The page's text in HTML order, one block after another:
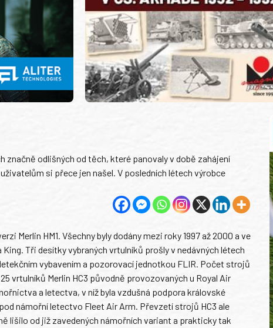
značně odlišných od těch, které panovaly v době zahájení
si přece jen našel. V posledních létech výrobce
HM1. Všechny byly dodány mezi roky 1997 až 2000 a ve
Tři desítky vybraných vrtulníků prošly v nedávných létech
vybavením a pozorovací jednotkou FLIR. Počet strojů
vrtulníků Merlin HC3 původně provozovaných u Royal Air
a letectva, v níž byla vzdušná podpora královské
námořní letectvo Fleet Air Arm. Převzetí strojů HC3 ale
lišilo od již zavedených námořních variant a prakticky tak